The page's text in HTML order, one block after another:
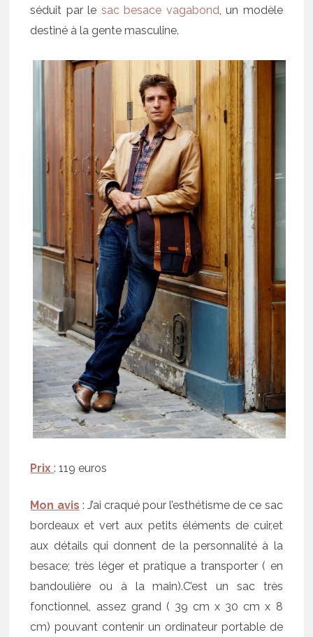
séduit par le sac besace vagabond , un modèle
destiné à la gente masculine.
Prix : 119 euros
Mon avis : J’ai craqué pour l’esthétisme de ce sac
bordeaux et vert aux petits éléments de cuir,et
aux détails qui donnent de la personnalité à la
besace; très léger et pratique a transporter ( en
bandoulière ou à la main).C’est un sac très
fonctionnel, assez grand ( 39 cm x 30 cm x 8
cm) pouvant contenir un ordinateur portable de